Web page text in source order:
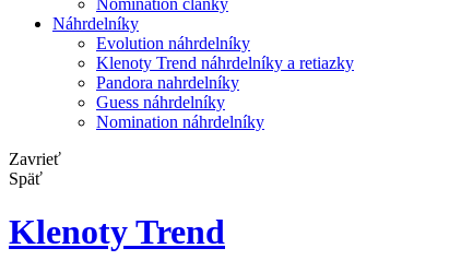
Nomination články
Náhrdelníky
Evolution náhrdelníky
Klenoty Trend náhrdelníky a retiazky
Pandora nahrdelníky
Guess náhrdelníky
Nomination náhrdelníky
Zavrieť
Späť
Klenoty Trend